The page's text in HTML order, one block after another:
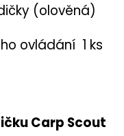
(olověná)
ovládání 1 ks
Carp Scout